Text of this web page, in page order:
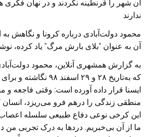
آن شهر را قرنطینه نکردند و در نهان فکری
ندارند
محمود دولت‌آبادی درباره کرونا و نگاهش به
آن به عنوان ”بلای بارش مرگ” یاد کرده،
به گزارش همشهری آنلاین، محمود
که به‌تاریخ ۲۸ و ۲۹ اسفند ۹۸
ایسنا قرار داده آورده است: وقتی فاجعه
منطقی زندگی را درهم فرو می‌ریزد،
این کرخی نوعی دفاع طبیعی سلسله
ما از آن بی‌خبریم. دردها به درک تجربی من